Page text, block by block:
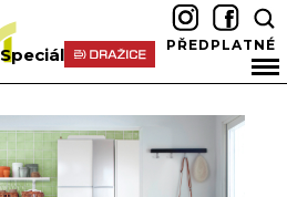
Speciál PŘEDPLATNÉ